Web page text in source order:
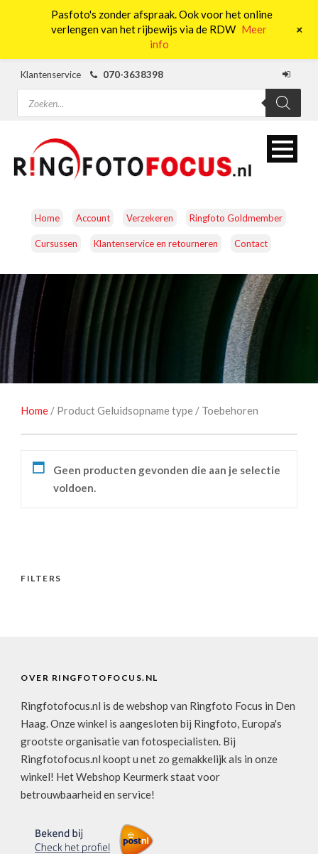
Klantenservice
070-3638398
Producten
zoeken
Home Account Verzekeren Ringfoto Goldmember
Cursussen Klantenservice en retourneren Contact
CAMERA’S OBJECTIEVEN ACCESSOIRES
NATUUROBSERVATIE
STUDIOFOTOGRAFIE
Home / Product Geluidsopname type / Toebehoren
Geen producten gevonden die aan je selectie
voldoen.
FILTERS
OVER RINGFOTOFOCUS.NL
Ringfotofocus.nl is de webshop van Ringfoto Focus in Den
Haag. Onze winkel is aangesloten bij Ringfoto, Europa's
grootste organisatie van fotospecialisten. Bij
Ringfotofocus.nl koopt u net zo gemakkelijk als in onze
winkel! Het Webshop Keurmerk staat voor
betrouwbaarheid en service!
Pasfoto's zonder afspraak. Ook voor het online
verlengen van het rijbewijs via de RDW Meer
info
+